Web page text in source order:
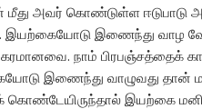
அவர் கொண்டுள்ள ஈடுபாடு
இயற்கையோடு இணைந்து வாழ
நாம் பிரபஞ்சத்தைக்
இணைந்து வாழுவது தான்
இயற்கை